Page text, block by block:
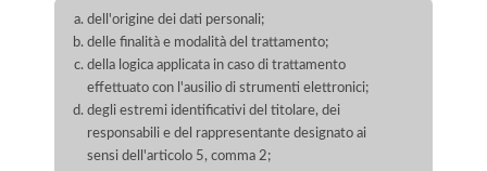
dell'origine dei dati personali;
delle finalità e modalità del trattamento;
della logica applicata in caso di trattamento
effettuato con l'ausilio di strumenti elettronici;
degli estremi identificativi del titolare, dei
responsabili e del rappresentante designato ai
sensi dell'articolo 5, comma 2;